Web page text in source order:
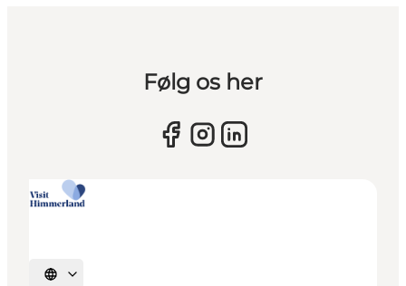
Følg os her
Sprache auswählen